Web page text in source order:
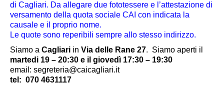
di Cagliari. Da allegare due fototessere e l’attestazione di
versamento della quota sociale CAI con indicata la
causale e il proprio nome.
Le quote sono reperibili sempre allo stesso indirizzo.
Siamo a Cagliari in Via delle Rane 27. Siamo aperti il
martedi 19 – 20:30 e il giovedì 17:30 – 19:30
email: segreteria@caicagliari.it
tel: 070 4631117